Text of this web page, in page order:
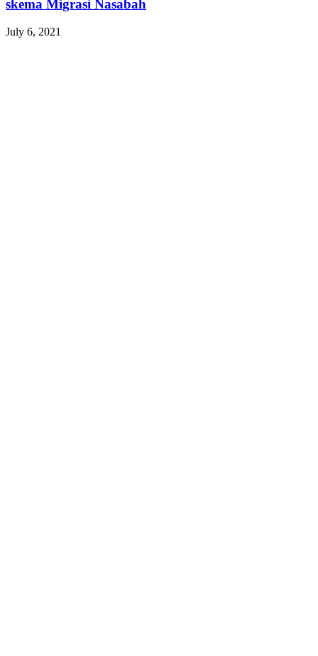
skema Migrasi Nasabah
July 6, 2021